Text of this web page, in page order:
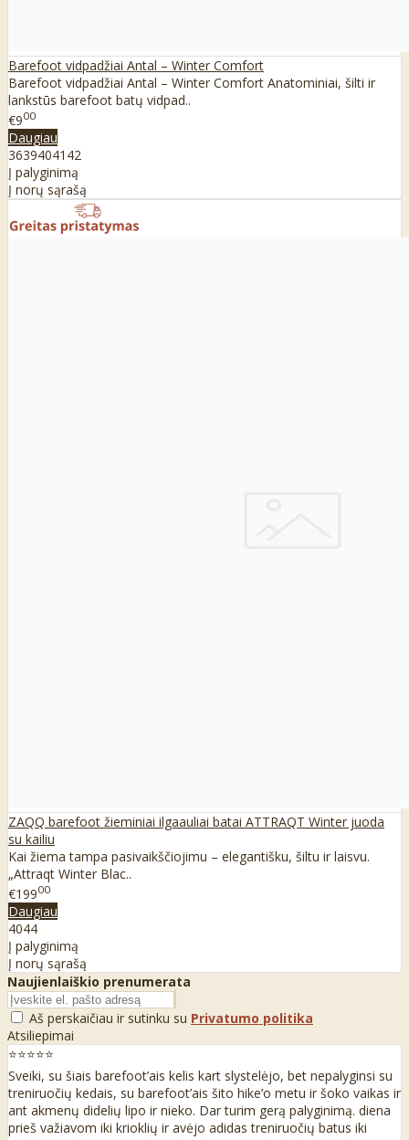
Barefoot vidpadžiai Antal – Winter Comfort
Barefoot vidpadžiai Antal – Winter Comfort Anatominiai, šilti ir
lankstūs barefoot batų vidpad..
€900
Daugiau
36394041 42
Į palyginimą
Į norų sąrašą
ZAQQ barefoot žieminiai ilgaauliai batai ATTRAQT Winter juoda
su kailiu
Kai žiema tampa pasivaikščiojimu – elegantišku, šiltu ir laisvu.
„Attraqt Winter Blac..
€19900
Daugiau
4044
Į palyginimą
Į norų sąrašą
Naujienlaiškio prenumerata
Aš perskaičiau ir sutinku su Privatumo politika
Atsiliepimai
⭐⭐⭐⭐⭐
Sveiki, su šiais barefoot’ais kelis kart slystelėjo, bet nepalyginsi su
treniruočių kedais, su barefoot’ais šito hike’o metu ir šoko vaikas ir
ant akmenų didelių lipo ir nieko. Dar turim gerą palyginimą. diena
prieš važiavom iki krioklių ir avėjo adidas treniruočių batus iki